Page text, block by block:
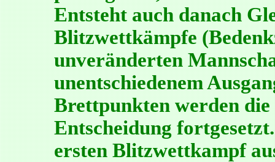
Entsteht auch danach
Blitzwettkämpfe
unveränderten
unentschiedenem
Brettpunkten werden
Entscheidung
ersten Blitzwettkampf